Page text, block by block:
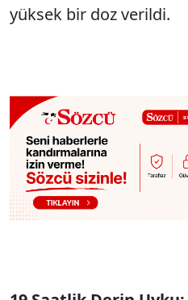
yüksek bir doz verildi.